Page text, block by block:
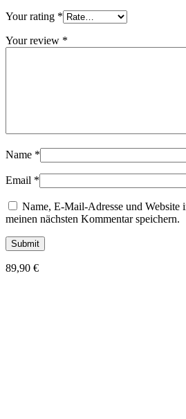
Your rating *
Your review *
Name *
Email *
Name, E-Mail-Adresse und Website
meinen nächsten Kommentar speichern.
89,90 €